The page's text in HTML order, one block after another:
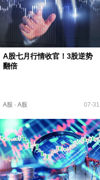
A股七月行情收官！3股逆势
翻倍
A股· A股 07-31